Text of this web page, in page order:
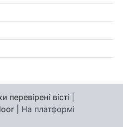
перевірені вісті
| На платформі